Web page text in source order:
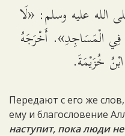
الله عليه وسلم: «لَا
فِي الْمَسَاجِدِ». أَخْرَجَهُ
خُزَيْمَةَ.
Передают с его же
ему и благословение
наступит, пока люди не